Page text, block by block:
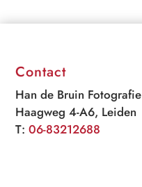
Contact
Han de Bruin Fotografie
Haagweg 4-A6, Leiden
T:06-83212688